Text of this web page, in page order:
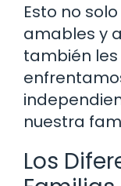
Esto no
amables y
también
nuestra
Los